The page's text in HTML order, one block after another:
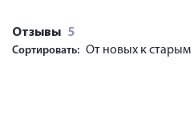
Отзывы 5
Сортировать: От новых к старым